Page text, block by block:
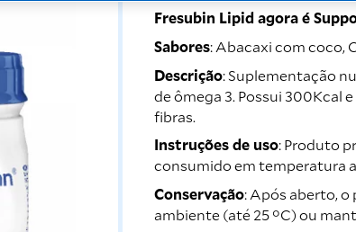
Fresubin Lipid agora é
Sabores: Abacaxi com coco,
Descrição: Suplementação
de ômega 3. Possui 300Kcal
fibras.
Instruções de uso: Produto
consumido em temperatura
Conservação: Após aberto,
ambiente (até 25 °C) ou